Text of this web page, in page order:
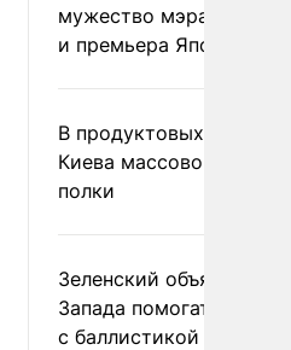
мужество мэра
и премьера Японии
В продуктовых
Киева массово
полки
Зеленский объяснил
Запада помогать
с баллистикой